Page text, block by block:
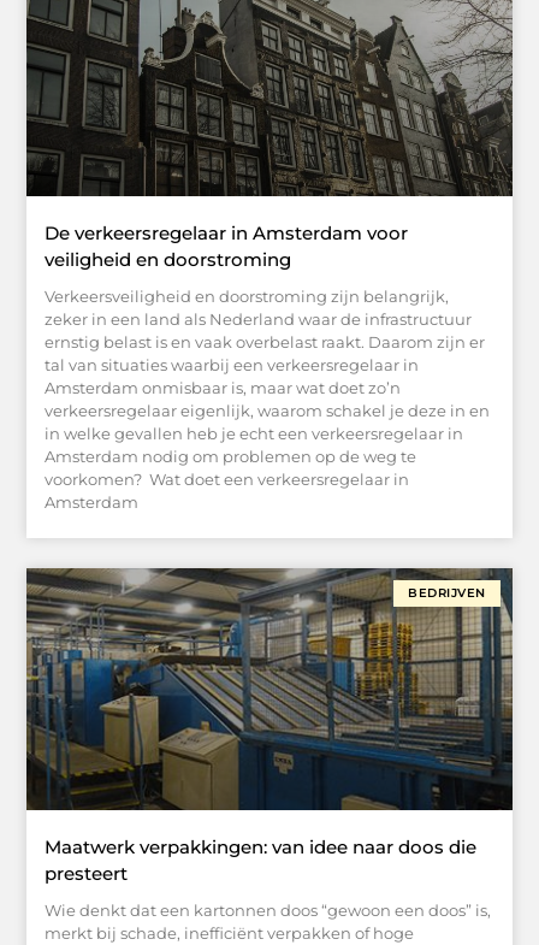
De verkeersregelaar in Amsterdam voor
veiligheid en doorstroming
Verkeersveiligheid en doorstroming zijn belangrijk,
zeker in een land als Nederland waar de infrastructuur
ernstig belast is en vaak overbelast raakt. Daarom zijn er
tal van situaties waarbij een verkeersregelaar in
Amsterdam onmisbaar is, maar wat doet zo’n
verkeersregelaar eigenlijk, waarom schakel je deze in en
in welke gevallen heb je echt een verkeersregelaar in
Amsterdam nodig om problemen op de weg te
voorkomen? Wat doet een verkeersregelaar in
Amsterdam
BEDRIJVEN
Maatwerk verpakkingen: van idee naar doos die
presteert
Wie denkt dat een kartonnen doos “gewoon een doos” is,
merkt bij schade, inefficiënt verpakken of hoge